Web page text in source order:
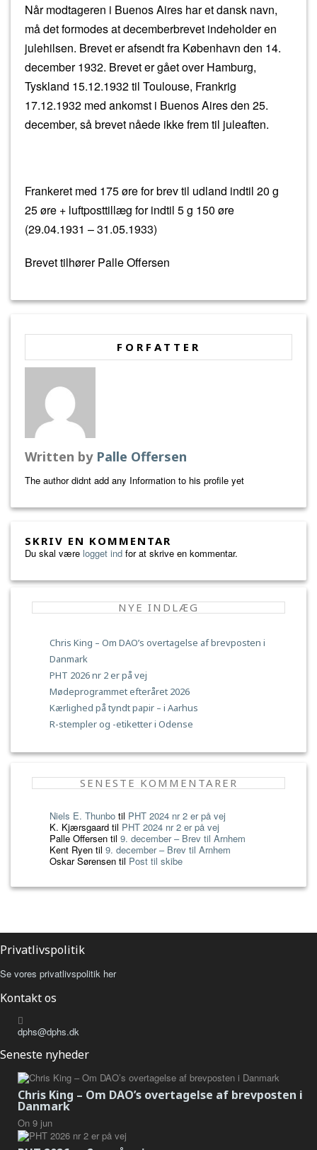
c
e
b
o
o
k
Når modtageren i Buenos Aires har et dansk navn,
må det formodes at decemberbrevet indeholder en
julehilsen. Brevet er afsendt fra København den 14.
december 1932. Brevet er gået over Hamburg,
Tyskland 15.12.1932 til Toulouse, Frankrig
17.12.1932 med ankomst i Buenos Aires den 25.
december, så brevet nåede ikke frem til juleaften.
Frankeret med 175 øre for brev til udland indtil 20 g
25 øre + luftposttillæg for indtil 5 g 150 øre
(29.04.1931 – 31.05.1933)
Brevet tilhører Palle Offersen
FORFATTER
Written by Palle Offersen
The author didnt add any Information to his profile yet
SKRIV EN KOMMENTAR
Du skal være logget ind for at skrive en kommentar.
NYE INDLÆG
Chris King – Om DAO’s overtagelse af brevposten i
Danmark
PHT 2026 nr 2 er på vej
Mødeprogrammet efteråret 2026
Kærlighed på tyndt papir – i Aarhus
R-stempler og -etiketter i Odense
SENESTE KOMMENTARER
Niels E. Thunbo til PHT 2024 nr 2 er på vej
K. Kjærsgaard til PHT 2024 nr 2 er på vej
Palle Offersen til 9. december – Brev til Arnhem
Kent Ryen til 9. december – Brev til Arnhem
Oskar Sørensen til Post til skibe
Privatlivspolitik
Se vores privatlivspolitik her
Kontakt os
dphs@dphs.dk
Seneste nyheder
Chris King – Om DAO’s overtagelse af brevposten i
Danmark
On 9 jun